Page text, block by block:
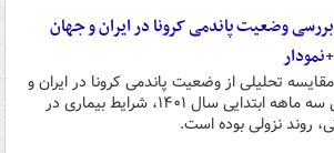
بررسی وضعیت پاندمی کرونا در ایران و جهان
+نمودار
مقایسه تحلیلی از وضعیت پاندمی کرونا در ایران و
جهان، نشان می دهد طی سه ماهه ابتدایی سال ۱۴۰۱، شرایط بیماری در
روند نزولی بوده است.